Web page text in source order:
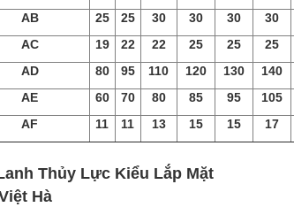
xy lanh
trặc xảy
hoặc các
đây...
mai chi 24/ 04/ 2018
Hầu hết các quá trình công nghiệp
đòi hỏi những vật thể hoặc thực thể
chuyển dịch từ vị trí này sang vị trí
khác, hoặc tác dụng lực để...
AB
25 25 30 30 30 30
AC
19 22 22 25 25 25
AD
80 95 110 120 130 140
AE
60 70 80 85 95 105
AF
11 11 13 15 15 17
Thủy Lực Kiểu Lắp Mặt
Hà